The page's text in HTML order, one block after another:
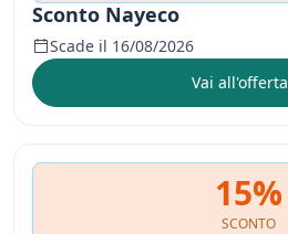
Sconto Nayeco
Scade il 16/08/2026
Vai all'offerta
15%
SCONTO